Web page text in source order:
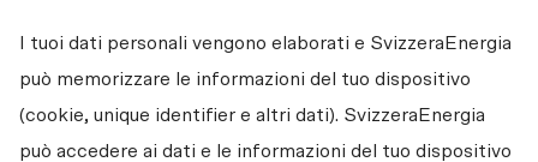
I tuoi dati personali vengono elaborati e SvizzeraEnergia
può memorizzare le informazioni del tuo dispositivo
(cookie, unique identifier e altri dati). SvizzeraEnergia
può accedere ai dati e le informazioni del tuo dispositivo